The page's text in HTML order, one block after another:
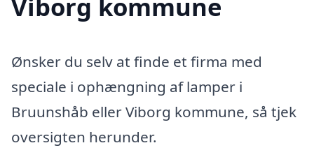
Viborg kommune
Ønsker du selv at finde et firma med
speciale i ophængning af lamper i
Bruunshåb eller Viborg kommune, så tjek
oversigten herunder.